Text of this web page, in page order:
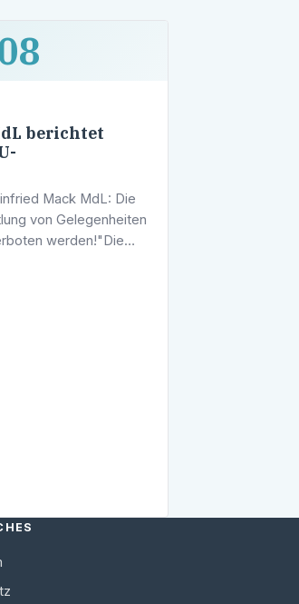
berichtet
Mack MdL: Die
von Gelegenheiten
werden!"Die